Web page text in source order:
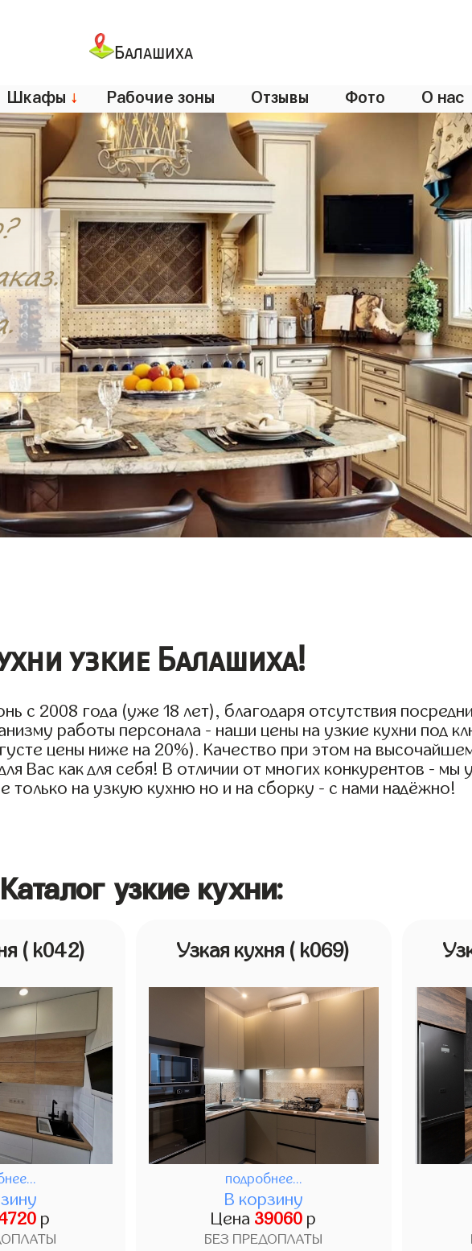
Балашиха
Шкафы ↓ Рабочие зоны Отзывы Фото О нас
узкие Балашиха!
с 2008 года (уже 18 лет), благодаря отсутствия
работы персонала - наши цены на узкие кухни под
цены ниже на 20%). Качество при этом на
Вас как для себя! В отличии от многих конкурентов - мы
только на узкую кухню но и на сборку - с нами надёжно!
Каталог узкие кухни:
( k042)
р
Узкая кухня ( k069)
подробнее...
В корзину
Цена 39060 р
БЕЗ ПРЕДОПЛАТЫ